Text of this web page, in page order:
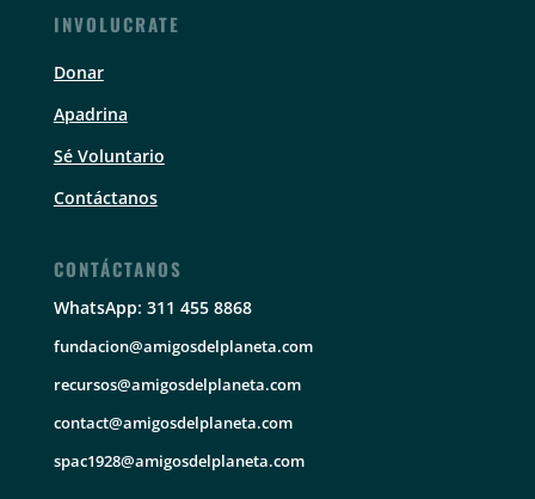
INVOLUCRATE
Donar
Apadrina
Sé Voluntario
Contáctanos
CONTÁCTANOS
WhatsApp: 311 455 8868
fundacion@amigosdelplaneta.com
recursos@amigosdelplaneta.com
contact@amigosdelplaneta.com
spac1928@amigosdelplaneta.com